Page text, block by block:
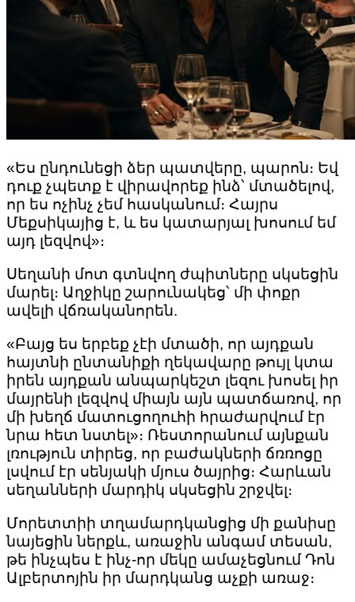
«Ես ընդունեցի ձեր պատվերը, պարոն։ Եվ
դուք չպետք է վիրավորեք ինձ՝ մտածելով,
որ ես ոչինչ չեմ հասկանում։ Հայրս
Մեքսիկայից է, և ես կատարյալ խոսում եմ
այդ լեզվով»։
Սեղանի մոտ գտնվող ժպիտները սկսեցին
մարել։ Աղջիկը շարունակեց՝ մի փոքր
ավելի վճռականորեն.
«Բայց ես երբեք չէի մտածի, որ այդքան
հայտնի ընտանիքի ղեկավարը թույլ կտա
իրեն այդքան անպարկեշտ լեզու խոսել իր
մայրենի լեզվով միայն այն պատճառով, որ
մի խեղճ մատուցողուհի հրաժարվում էր
նրա հետ նստել»։ Ռեստորանում այնքան
լռություն տիրեց, որ բաժակների ճռռոցը
լսվում էր սենյակի մյուս ծայրից։ Հարևան
սեղանների մարդիկ սկսեցին շրջվել։
Մորետտիի տղամարդկանցից մի քանիսը
նայեցին ներքև, առաջին անգամ տեսան,
թե ինչպես է ինչ-որ մեկը ամաչեցնում Դոն
Ալբերտոյին իր մարդկանց աչքի առաջ։